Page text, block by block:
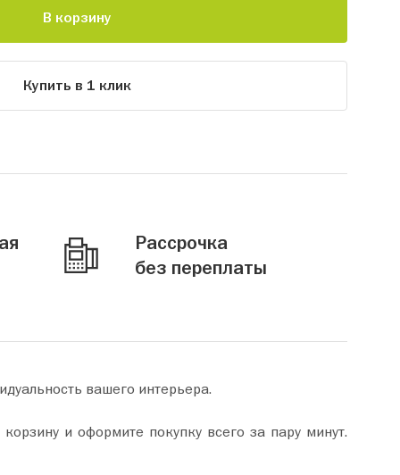
В корзину
Купить в 1 клик
Рассрочка
без переплаты
вашего интерьера.